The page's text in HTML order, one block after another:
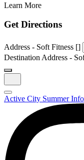
Learn More
Get Directions
Address - Soft Fitness []
Destination Address -
Active City Summer